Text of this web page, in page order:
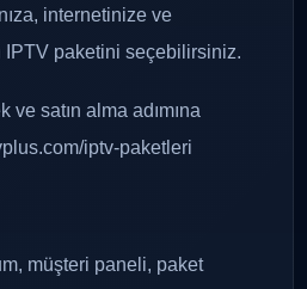
internetinize ve
paketini seçebilirsiniz.
satın alma adımına
iptv-paketleri
müşteri paneli, paket